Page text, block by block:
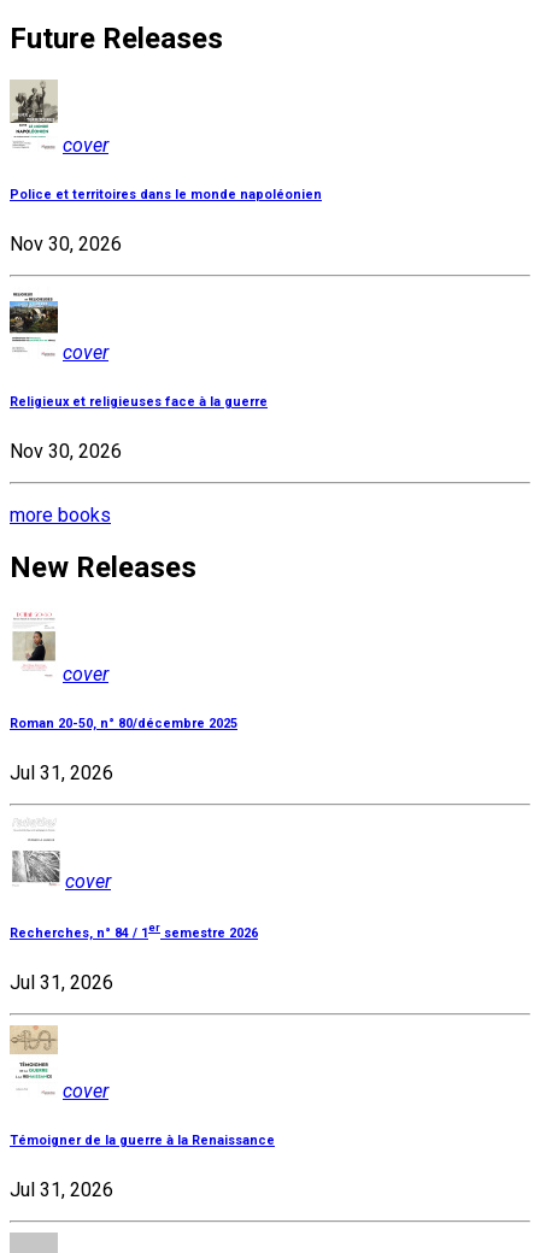
Future Releases
cover
Police et territoires dans le monde napoléonien
Nov 30, 2026
cover
Religieux et religieuses face à la guerre
Nov 30, 2026
more books
New Releases
cover
Roman 20-50, n° 80/décembre 2025
Jul 31, 2026
cover
Recherches, n° 84 / 1 er semestre 2026
Jul 31, 2026
cover
Témoigner de la guerre à la Renaissance
Jul 31, 2026